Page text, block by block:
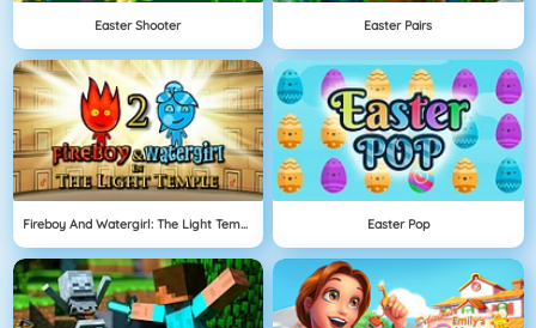
Easter Shooter Easter Pairs
Fireboy And Watergirl: The Light Temple Easter Pop